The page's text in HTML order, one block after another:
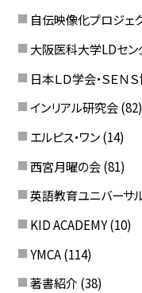
自伝映像化プロジェ
大阪医科大学LDセン
日本ＬＤ学会・ＳＥＮ
インリアル研究会 (82)
エルピス・ワン (14)
西宮月曜の会 (81)
英語教育ユニバーサ
KID ACADEMY (10)
YMCA (114)
著書紹介 (38)